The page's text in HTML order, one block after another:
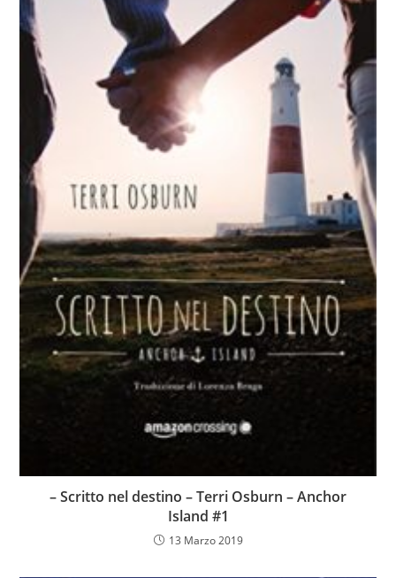
– Scritto nel destino – Terri Osburn – Anchor
Island #1
13 Marzo 2019